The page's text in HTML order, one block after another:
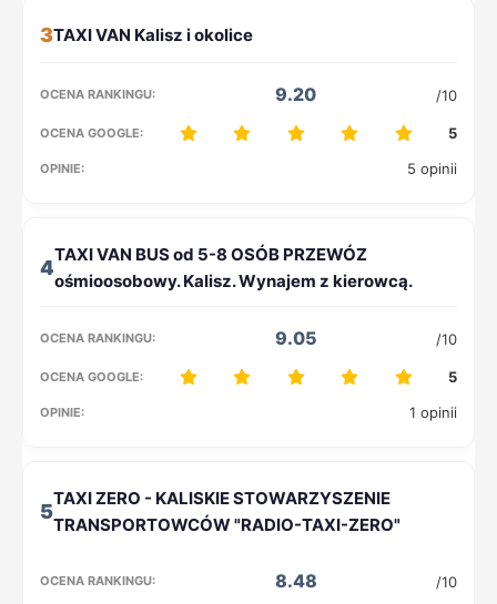
3
9.20 /10
5
5 opinii
4
9.05 /10
5
1 opinii
5
8.48 /10